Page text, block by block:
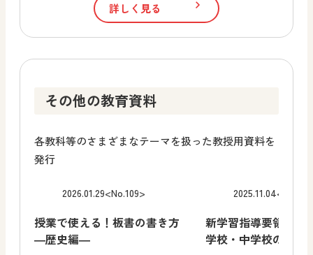
詳しく見る
その他の教育資料
各教科等のさまざまなテーマを扱った教授用資料を
発行
授業で使える！板書の書き方
―歴史編―
2026.01.29<No.109>
新学習指導要領に
学校・中学校の接
2025.11.04